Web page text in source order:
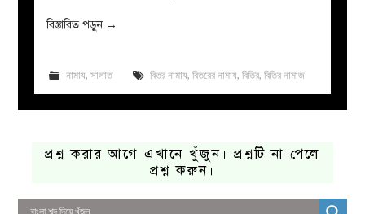
বিস্তারিত পড়ুন →
নামায, সালাত বিতর নামায, বিতরের নামায, বিতির, বিতির নামাজ
প্রশ্ন করার আগে এখানে খুঁজুন। প্রশ্নটি না পেলে
প্রশ্ন করুন।